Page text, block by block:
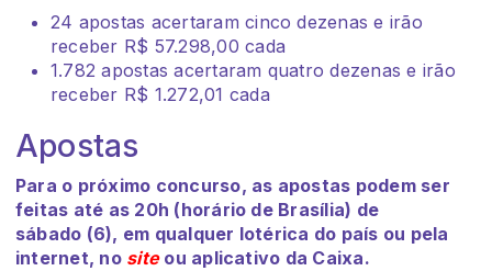
24 apostas acertaram cinco dezenas e irão
receber R$ 57.298,00 cada
1.782 apostas acertaram quatro dezenas e irão
receber R$ 1.272,01 cada
Apostas
Para o próximo concurso, as apostas podem ser
feitas até as 20h (horário de Brasília) de
sábado (6), em qualquer lotérica do país ou pela
internet, no siteou aplicativo da Caixa.